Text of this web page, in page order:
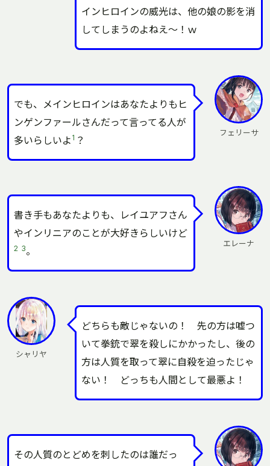
インヒロインの威光は、他の娘の影を消
してしまうのよねえ～！ｗ
フェリーサ
でも、メインヒロインはあなたよりもヒ
ンゲンファールさんだって言ってる人が
多いらしいよ 1 ？
エレーナ
書き手もあなたよりも、レイユアフさん
やインリニアのことが大好きらしいけど
2 3。
シャリヤ
どちらも敵じゃないの！ 先の方は嘘つ
いて拳銃で翠を殺しにかかったし、後の
方は人質を取って翠に自殺を迫ったじゃ
ない！ どっちも人間として最悪よ！
その人質のとどめを刺したのは誰だっ